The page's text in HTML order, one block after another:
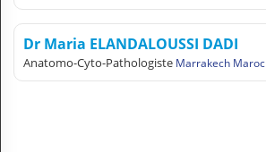
Dr Maria ELANDALOUSSI DADI
Anatomo-Cyto-Pathologiste Marrakech Maroc